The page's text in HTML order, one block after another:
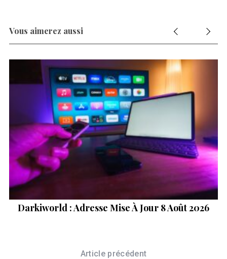
Vous aimerez aussi
Darkiworld : Adresse Mise À Jour 8 Août 2026
Article précédent